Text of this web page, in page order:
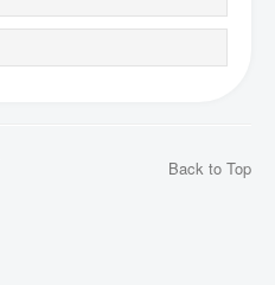
Back to Top